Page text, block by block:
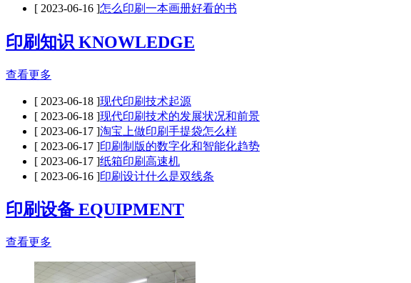
[ 2023-06-16 ]怎么印刷一本画册好看的书
印刷知识 KNOWLEDGE
查看更多
[ 2023-06-18 ]现代印刷技术起源
[ 2023-06-18 ]现代印刷技术的发展状况和前景
[ 2023-06-17 ]淘宝上做印刷手提袋怎么样
[ 2023-06-17 ]印刷制版的数字化和智能化趋势
[ 2023-06-17 ]纸箱印刷高速机
[ 2023-06-16 ]印刷设计什么是双线条
印刷设备 EQUIPMENT
查看更多